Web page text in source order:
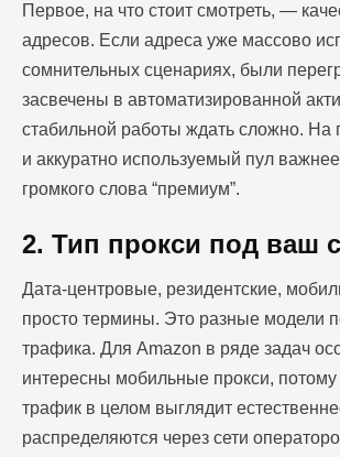
Первое, на что стоит смотреть, —
адресов. Если адреса уже массово
сомнительных сценариях, были
засвечены в автоматизированной
стабильной работы ждать сложно. На
и аккуратно используемый пул
громкого слова “премиум”.
2. Тип прокси под ваш
Дата-центровые, резидентские,
просто термины. Это разные модели
трафика. Для Amazon в ряде задач
интересны мобильные прокси,
трафик в целом выглядит
распределяются через сети